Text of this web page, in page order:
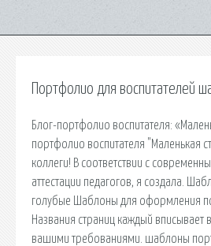
Портфолио для воспитателей
Блог-портфолио воспитателя:
портфолио воспитателя "Маленькая
коллеги! В соответствии с
аттестации педагогов, я создала.
голубые Шаблоны для оформления
Названия страниц каждый вписывает
вашими требованиями. шаблоны